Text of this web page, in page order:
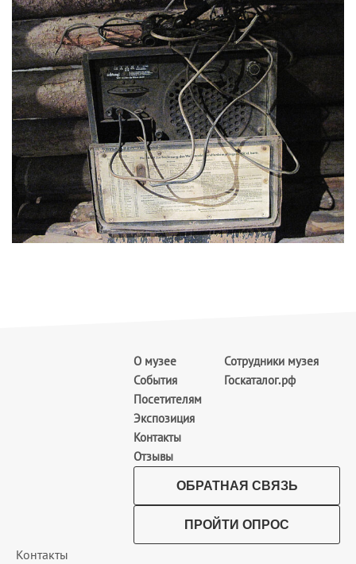
О музее
События
Посетителям
Экспозиция
Контакты
Отзывы
Сотрудники музея
Госкаталог.рф
ОБРАТНАЯ СВЯЗЬ
ПРОЙТИ ОПРОС
Контакты